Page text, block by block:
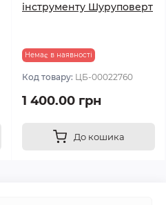
інструменту Шуруповерт
Немає в наявності
Код товару: ЦБ-00022760
1 400.00 грн
До кошика